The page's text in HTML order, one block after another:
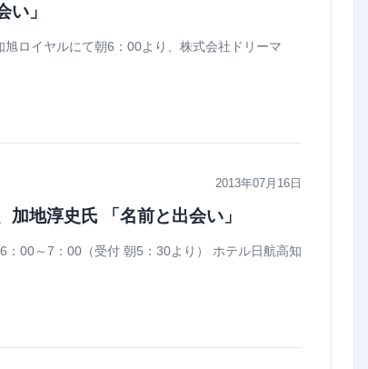
」
ロイヤルにて朝6：00より、株式会社ドリーマ
2013年07月16日
地淳史氏 「名前と出会い」
00～7：00（受付 朝5：30より） ホテル日航高知